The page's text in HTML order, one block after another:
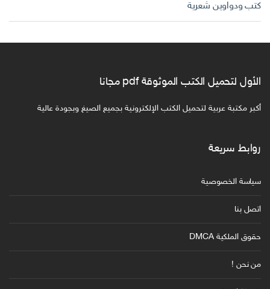
كتب ودواوين شعرية
الأول لتحميل الكتب الموثوقة pdf مجانا
أكبر مكتبة عربية لتحميل الكتب الإلكترونية بجميع الصيغ وبجودة عالية
روابط سريعة
سياسة الخصوصية
اتصل بنا
حقوق الملكية DMCA
من نحن !